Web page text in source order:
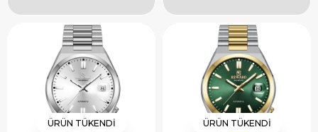
ÜRÜN TÜKENDI ÜRÜN TÜKENDI